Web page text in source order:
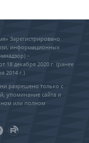
Зарегистрировано
информационных
–
декабря 2020 г. (ранее
2014 г.)
разрешено только с
упоминание сайта и
или полном